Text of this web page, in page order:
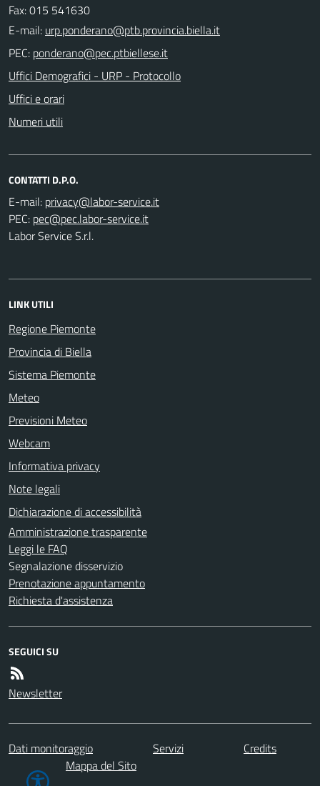
Fax: 015 541630
E-mail:
PEC:
Uffici Demografici - URP - Protocollo
Uffici e orari
Numeri utili
CONTATTI D.P.O.
E-mail:
PEC:
Labor Service S.r.l.
LINK UTILI
Regione Piemonte
Provincia di Biella
Sistema Piemonte
Meteo
Previsioni Meteo
Webcam
Informativa privacy
Note legali
Dichiarazione di accessibilità
Amministrazione trasparente
Leggi le FAQ
Segnalazione disservizio
Prenotazione appuntamento
Richiesta d'assistenza
SEGUICI SU
Newsletter
Dati monitoraggio Servizi
Credits
Mappa del Sito